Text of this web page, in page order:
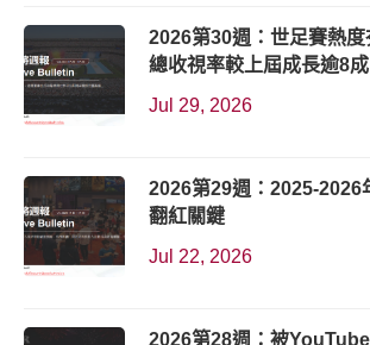
2026第30週：世足賽熱
總收視率較上屆成長逾8成
Jul 29, 2026
2026第29週：2025-2026
翻紅關鍵
Jul 22, 2026
2026第28週：被